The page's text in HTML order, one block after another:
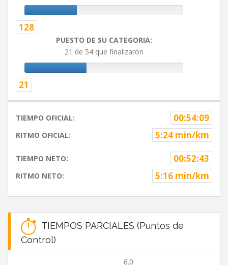
128
PUESTO DE SU CATEGORIA:
21 de 54 que finalizaron
21
TIEMPO OFICIAL: 00:54:09
RITMO OFICIAL: 5:24 min/km
TIEMPO NETO: 00:52:43
RITMO NETO: 5:16 min/km
TIEMPOS PARCIALES (Puntos de
Control)
6.0